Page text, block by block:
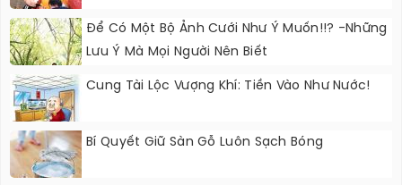
Để Có Một Bộ Ảnh Cưới Như Ý Muốn!!? -Những
Lưu Ý Mà Mọi Người Nên Biết
Cung Tài Lộc Vượng Khí: Tiền Vào Như Nước!
Bí Quyết Giữ Sàn Gỗ Luôn Sạch Bóng